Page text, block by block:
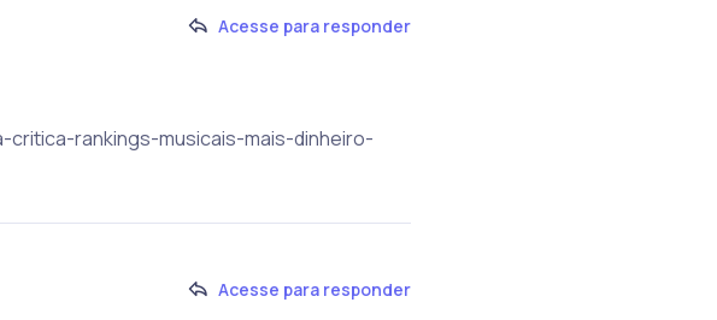
Acesse para responder
rankings-musicais-mais-dinheiro-
Acesse para responder